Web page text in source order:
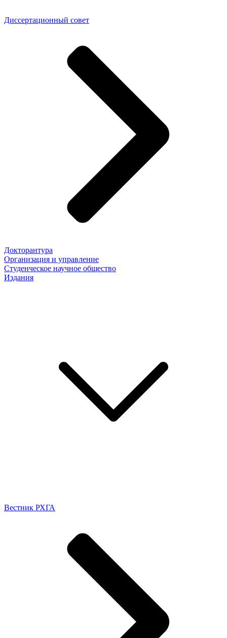
Диссертационный совет
Докторантура
Организация и управление
Студенческое научное общество
Издания
Вестник РХГА